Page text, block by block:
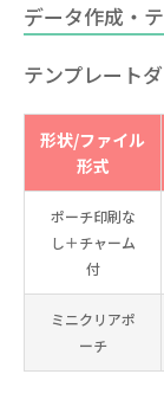
データ作成・
テンプレート
形状/ファイル
形式
ポーチ印刷な
し＋チャーム
付
ミニクリアポ
ーチ